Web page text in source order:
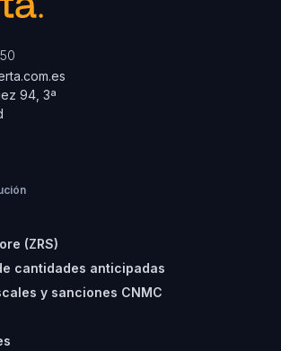
94, 3ª
(ZRS)
cantidades anticipadas
y sanciones CNMC